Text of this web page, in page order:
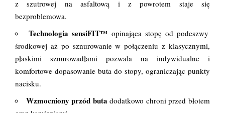
z szutrowej na asfaltową i z powrotem staje się
bezproblemowa.
Technologia sensiFIT™ opinająca stopę od podeszwy
środkowej aż po sznurowanie w połączeniu z klasycznymi,
płaskimi sznurowadłami pozwala na indywidualne i
komfortowe dopasowanie buta do stopy, ograniczając punkty
nacisku.
Wzmocniony przód buta dodatkowo chroni przed błotem